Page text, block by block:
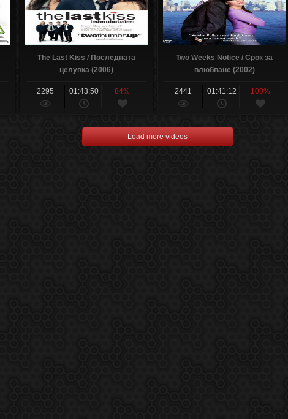
The Last Kiss / Последната
целувка (2006)
2295 01:43:50 84%
Two Weeks Notice / Срок за
влюбване (2002)
2441 01:41:12 100%
Load more videos